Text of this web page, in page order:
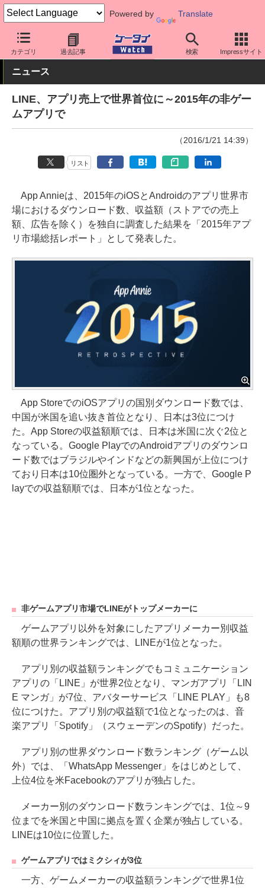
Powered by Translate
カテゴリ 過去記事 検索 Impressサイト
ケータイ Watch OS iPhone (iOS) アプリ・サービス
ニュース
LINE、アプリ売上で世界首位に～2015年の非ゲー
ムアプリで
（2016/1/21 14:39）
リスト
App Annieは、2015年のiOSとAndroidのアプリ世界市
場におけるダウンロード数、収益額（ストアでの売上
額、広告を除く）を独自に調査した結果を「2015年アプ
リ市場総括レポート」として発表した。
App StoreでのiOSアプリの国別ダウンロード数では、
中国が米国を追い抜き首位となり、日本は3位につけ
た。App Storeの収益額順では、日本は米国に次ぐ2位と
なっている。Google PlayでのAndroidアプリのダウンロ
ード数ではブラジルやインドなどの新興国が上位につけ
ており日本は10位圏外となっている。一方で、Google P
layでの収益額順では、日本が1位となった。
非ゲームアプリ市場でLINEがトップメーカーに
ゲームアプリ以外を対象にしたアプリメーカー別収益
額順の世界ランキングでは、LINEが1位となった。
アプリ別の収益額ランキングでもコミュニケーション
アプリの「LINE」が世界2位となり、マンガアプリ「LIN
E マンガ」が7位、アバターサービス「LINE PLAY」も8
位につけた。アプリ別の収益額で1位となったのは、音
楽アプリ「Spotify」（スウェーデンのSpotify）だった。
アプリ別の世界ダウンロード数ランキング（ゲーム以
外）では、「WhatsApp Messenger」をはじめとして、
上位4位を米Facebookのアプリが独占した。
メーカー別のダウンロード数ランキングでは、1位～9
位までを米国と中国に拠点を置く企業が独占している。
LINEは10位に位置した。
ゲームアプリではミクシィが3位
一方、ゲームメーカーの収益額ランキングで世界1位